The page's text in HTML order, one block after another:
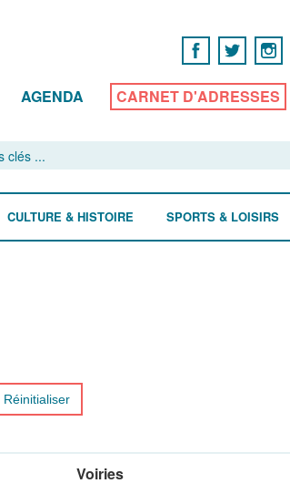
AGENDA CARNET D'ADRESSES
CULTURE & HISTOIRE SPORTS & LOISIRS
Réinitialiser
Voiries